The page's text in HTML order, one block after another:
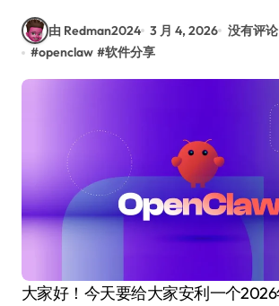
由 Redman2024 3 月 4, 2026 没有评论
#openclaw #软件分享
大家好！今天要给大家安利一个2026年绝对不能错